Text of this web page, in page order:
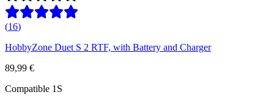
(16)
HobbyZone Duet S 2 RTF, with Battery and Charger
89,99 €
Compatible 1S